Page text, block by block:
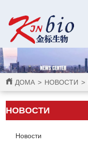
ДОМА > НОВОСТИ >
НОВОСТИ
Новости